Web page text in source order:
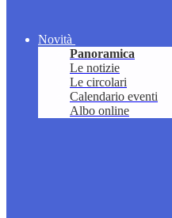
Novità
Panoramica
Le notizie
Le circolari
Calendario eventi
Albo online